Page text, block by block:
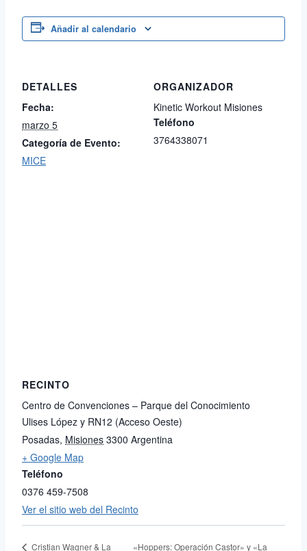
Añadir al calendario
DETALLES
Fecha:
marzo 5
Categoría de Evento:
MICE
ORGANIZADOR
Kinetic Workout Misiones
Teléfono
3764338071
RECINTO
Centro de Convenciones – Parque del Conocimiento
Ulises López y RN12 (Acceso Oeste)
Posadas, Misiones 3300 Argentina
+ Google Map
Teléfono
0376 459-7508
Ver el sitio web del Recinto
Cristian Wagner & La «Hoppers: Operación Castor» y «La